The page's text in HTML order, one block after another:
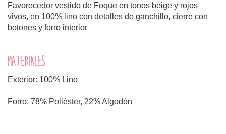
Favorecedor vestido de Foque en tonos beige y rojos
vivos, en 100% lino con detalles de ganchillo, cierre con
botones y forro interior
MATERIALES
Exterior: 100% Lino
Forro: 78% Poliéster, 22% Algodón